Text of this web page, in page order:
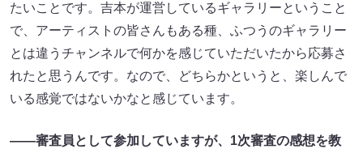
たいことです。吉本が運営しているギャラリーということ
で、アーティストの皆さんもある種、ふつうのギャラリー
とは違うチャンネルで何かを感じていただいたから応募さ
れたと思うんです。なので、どちらかというと、楽しんで
いる感覚ではないかなと感じています。
——審査員として参加していますが、1次審査の感想を教